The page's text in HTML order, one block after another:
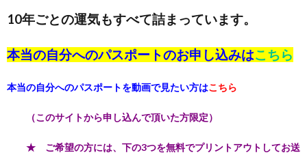
10年ごとの運気もすべて詰まっています。
本当の自分へのパスポートのお申し込みはこちら
本当の自分へのパスポートを動画で見たい方はこちら
（このサイトから申し込んで頂いた方限定）
★ ご希望の方には、下の3つを無料でプリントアウトしてお送